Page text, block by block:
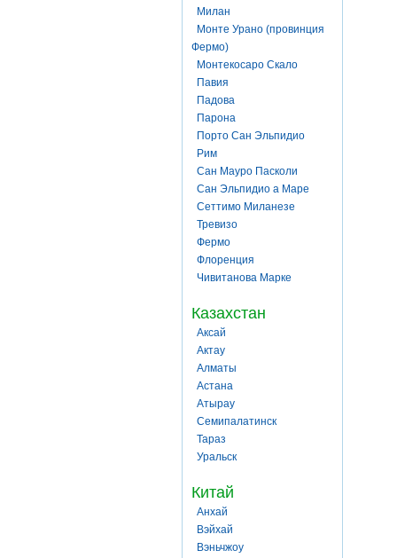
Милан
Монте Урано (провинция
Фермо)
Монтекосаро Скало
Павия
Падова
Парона
Порто Сан Эльпидио
Рим
Сан Мауро Пасколи
Сан Эльпидио а Маре
Сеттимо Миланезе
Тревизо
Фермо
Флоренция
Чивитанова Марке
Казахстан
Аксай
Актау
Алматы
Астана
Атырау
Семипалатинск
Тараз
Уральск
Китай
Анхай
Вэйхай
Вэньчжоу